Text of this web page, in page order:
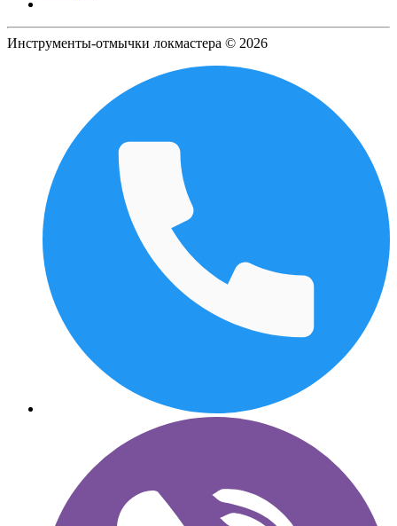
Инструменты-отмычки локмастера © 2026